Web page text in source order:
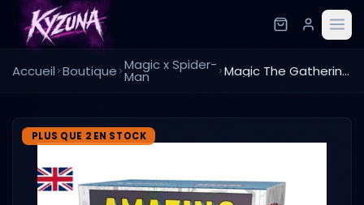
Accueil Boutique Magic x Spider-
Man Magic The Gathering – Spider-Man – Gift Bundle – Anglais
PLUS QUE 2 EN STOCK